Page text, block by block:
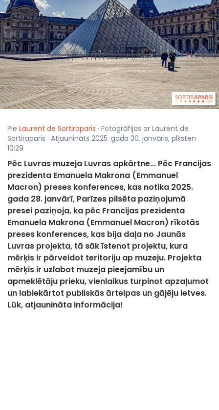
Pie Laurent de Sortiraparis · Fotogrāfijas ar Laurent de
Sortiraparis · Atjaunināts 2025. gada 30. janvāris, plksten
10:29
Pēc Luvras muzeja Luvras apkārtne... Pēc Francijas
prezidenta Emanuela Makrona (Emmanuel
Macron) preses konferences, kas notika 2025.
gada 28. janvārī, Parīzes pilsēta paziņojumā
presei paziņoja, ka pēc Francijas prezidenta
Emanuela Makrona (Emmanuel Macron) rīkotās
preses konferences, kas bija daļa no Jaunās
Luvras projekta, tā sāk īstenot projektu, kura
mērķis ir pārveidot teritoriju ap muzeju. Projekta
mērķis ir uzlabot muzeja pieejamību un
apmeklētāju prieku, vienlaikus turpinot apzaļumot
un labiekārtot publiskās ārtelpas un gājēju ietves.
Lūk, atjaunināta informācija!